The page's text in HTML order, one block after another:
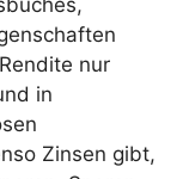
nur
in
Zinsen gibt,